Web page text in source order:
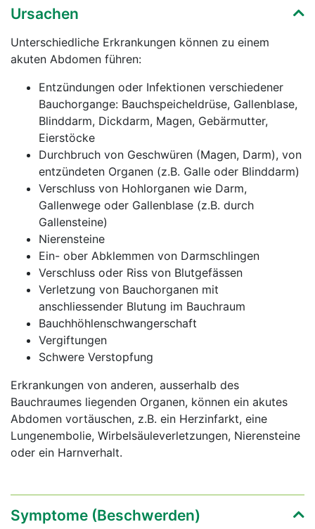
Ursachen
Unterschiedliche Erkrankungen können zu einem
akuten Abdomen führen:
Entzündungen oder Infektionen verschiedener
Bauchorgange: Bauchspeicheldrüse, Gallenblase,
Blinddarm, Dickdarm, Magen, Gebärmutter,
Eierstöcke
Durchbruch von Geschwüren (Magen, Darm), von
entzündeten Organen (z.B. Galle oder Blinddarm)
Verschluss von Hohlorganen wie Darm,
Gallenwege oder Gallenblase (z.B. durch
Gallensteine)
Nierensteine
Ein- ober Abklemmen von Darmschlingen
Verschluss oder Riss von Blutgefässen
Verletzung von Bauchorganen mit
anschliessender Blutung im Bauchraum
Bauchhöhlenschwangerschaft
Vergiftungen
Schwere Verstopfung
Erkrankungen von anderen, ausserhalb des
Bauchraumes liegenden Organen, können ein akutes
Abdomen vortäuschen, z.B. ein Herzinfarkt, eine
Lungenembolie, Wirbelsäuleverletzungen, Nierensteine
oder ein Harnverhalt.
Symptome (Beschwerden)